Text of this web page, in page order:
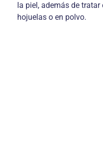
la piel, además de
hojuelas o en polvo.